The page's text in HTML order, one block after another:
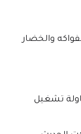
مصممة بزاوية انحناء خفيفة تسمح بعرض الفواكه والخضار